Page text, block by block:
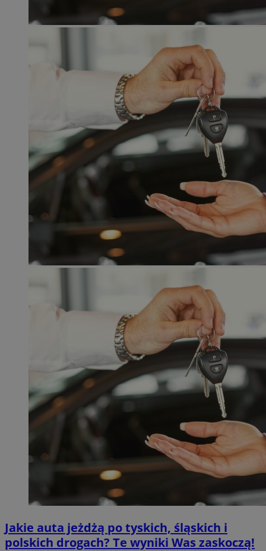
Jakie auta jeżdżą po tyskich, śląskich i
polskich drogach? Te wyniki Was zaskoczą!